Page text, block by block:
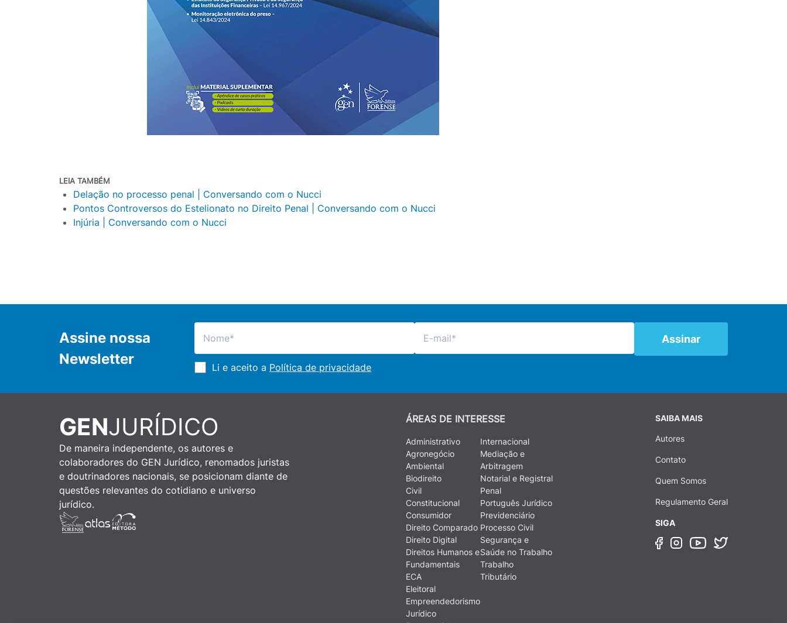
LEIA TAMBÉM
Delação no processo penal | Conversando com o Nucci
Pontos Controversos do Estelionato no Direito Penal | Conversando com o Nucci
Injúria | Conversando com o Nucci
Assine nossa
Newsletter
Li e aceito a Política de privacidade
GENJURÍDICO
De maneira independente, os autores e
colaboradores do GEN Jurídico, renomados juristas
e doutrinadores nacionais, se posicionam diante de
questões relevantes do cotidiano e universo
jurídico.
ÁREAS DE INTERESSE
Administrativo
Agronegócio
Ambiental
Biodireito
Civil
Constitucional
Consumidor
Direito Comparado
Direito Digital
Direitos Humanos e
Fundamentais
ECA
Eleitoral
Empreendedorismo
Jurídico
Internacional
Mediação e
Arbitragem
Notarial e Registral
Penal
Português Jurídico
Previdenciário
Processo Civil
Segurança e
Saúde no Trabalho
Trabalho
Tributário
SAIBA MAIS
Autores
Contato
Quem Somos
Regulamento Geral
SIGA